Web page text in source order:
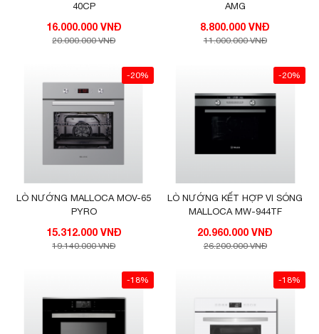
40CP
16.000.000 VNĐ
20.000.000 VNĐ
AMG
8.800.000 VNĐ
11.000.000 VNĐ
-20%
LÒ NƯỚNG MALLOCA MOV-65
PYRO
15.312.000 VNĐ
19.140.000 VNĐ
-20%
LÒ NƯỚNG KẾT HỢP VI SÓNG
MALLOCA MW-944TF
20.960.000 VNĐ
26.200.000 VNĐ
-18% -18%